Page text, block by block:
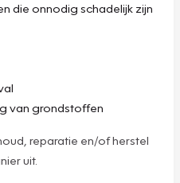
die onnodig schadelijk zijn
van grondstoffen
reparatie en/of herstel
uit.